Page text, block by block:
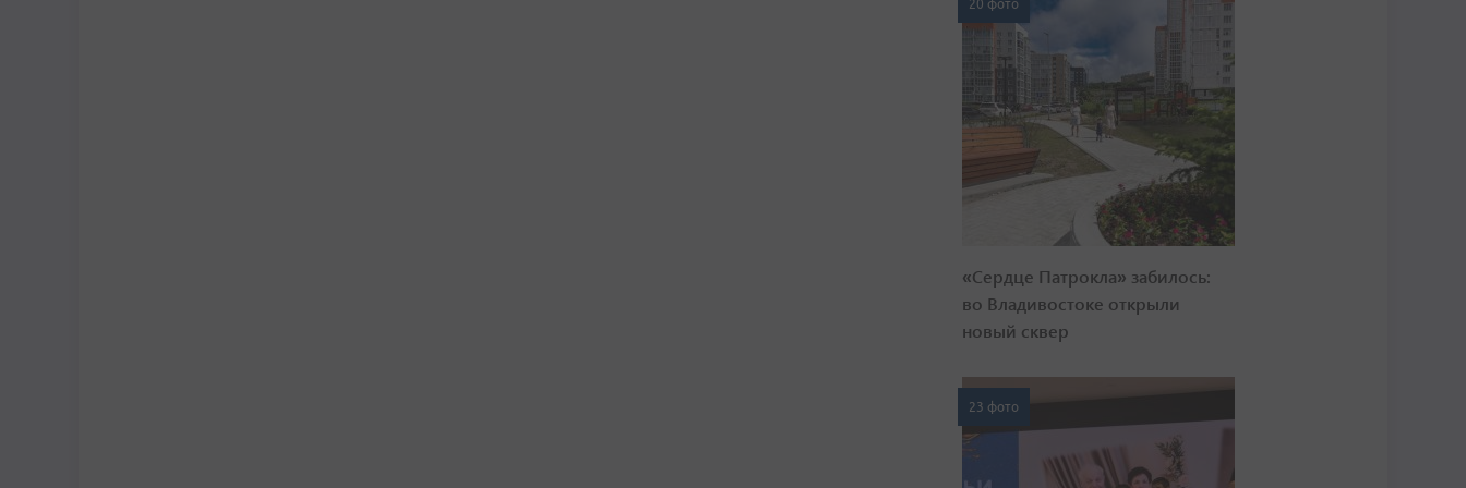
20 фото
«Сердце Патрокла» забилось:
во Владивостоке открыли
новый сквер
23 фото